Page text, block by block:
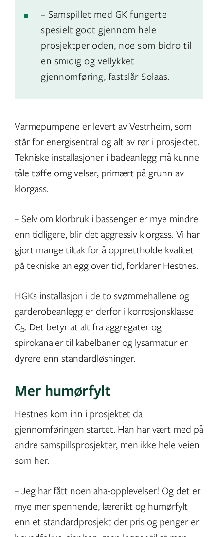
– Samspillet med GK fungerte
spesielt godt gjennom hele
prosjektperioden, noe som bidro til
en smidig og vellykket
gjennomføring, fastslår Solaas.
Varmepumpene er levert av Vestrheim, som
står for energisentral og alt av rør i prosjektet.
Tekniske installasjoner i badeanlegg må kunne
tåle tøffe omgivelser, primært på grunn av
klorgass.
– Selv om klorbruk i bassenger er mye mindre
enn tidligere, blir det aggressiv klorgass. Vi har
gjort mange tiltak for å opprettholde kvalitet
på tekniske anlegg over tid, forklarer Hestnes.
HGKs installasjon i de to svømmehallene og
garderobeanlegg er derfor i korrosjonsklasse
C5. Det betyr at alt fra aggregater og
spirokanaler til kabelbaner og lysarmatur er
dyrere enn standardløsninger.
Mer humørfylt
Hestnes kom inn i prosjektet da
gjennomføringen startet. Han har vært med på
andre samspillsprosjekter, men ikke hele veien
som her.
– Jeg har fått noen aha-opplevelser! Og det er
mye mer spennende, lærerikt og humørfylt
enn et standardprosjekt der pris og penger er